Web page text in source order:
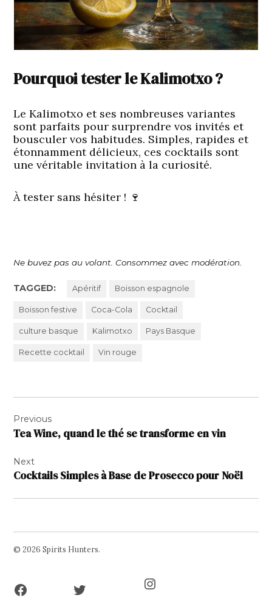
Pourquoi tester le Kalimotxo ?
Le Kalimotxo et ses nombreuses variantes
sont parfaits pour surprendre vos invités et
bousculer vos habitudes. Simples, rapides et
étonnamment délicieux, ces cocktails sont
une véritable invitation à la curiosité.
À tester sans hésiter ! 🍷
Ne buvez pas au volant. Consommez avec modération.
TAGGED: Apéritif Boisson espagnole
Boisson festive Coca-Cola Cocktail
culture basque Kalimotxo Pays Basque
Recette cocktail Vin rouge
de
l’article
Previous
Tea Wine, quand le thé se transforme en vin
Next
Cocktails Simples à Base de Prosecco pour Noël
© 2026 Spirits Hunters.